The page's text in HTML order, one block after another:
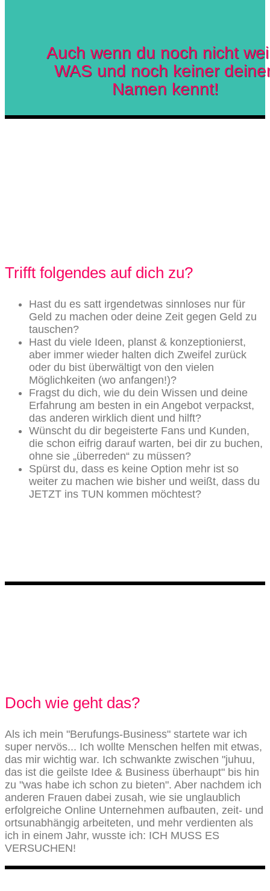
Auch wenn du noch nicht
WAS und noch keiner
Namen kennt!
Trifft folgendes auf dich zu?
Hast du es satt irgendetwas sinnloses nur für
Geld zu machen oder deine Zeit gegen Geld zu
tauschen?
Hast du viele Ideen, planst & konzeptionierst,
aber immer wieder halten dich Zweifel zurück
oder du bist überwältigt von den vielen
Möglichkeiten (wo anfangen!)?
Fragst du dich, wie du dein Wissen und deine
Erfahrung am besten in ein Angebot verpackst,
das anderen wirklich dient und hilft?
Wünscht du dir begeisterte Fans und Kunden,
die schon eifrig darauf warten, bei dir zu buchen,
ohne sie „überreden“ zu müssen?
Spürst du, dass es keine Option mehr ist so
weiter zu machen wie bisher und weißt, dass du
JETZT ins TUN kommen möchtest?
Doch wie geht das?
Als ich mein "Berufungs-Business" startete war ich
super nervös... Ich wollte Menschen helfen mit etwas,
das mir wichtig war. Ich schwankte zwischen "juhuu,
das ist die geilste Idee & Business überhaupt" bis hin
zu "was habe ich schon zu bieten". Aber nachdem ich
anderen Frauen dabei zusah, wie sie unglaublich
erfolgreiche Online Unternehmen aufbauten, zeit- und
ortsunabhängig arbeiteten, und mehr verdienten als
ich in einem Jahr, wusste ich: ICH MUSS ES
VERSUCHEN!